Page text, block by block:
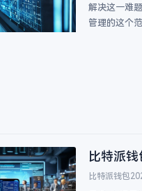
解决这一难
管理的这个
比特派
比特派钱包